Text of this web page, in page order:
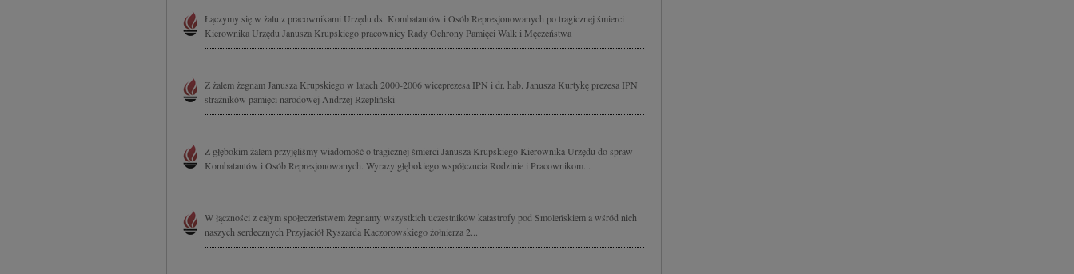
Łączymy się w żalu z pracownikami Urzędu ds. Kombatantów i Osób Represjonowanych po tragicznej śmierci
Kierownika Urzędu Janusza Krupskiego pracownicy Rady Ochrony Pamięci Walk i Męczeństwa
Z żalem żegnam Janusza Krupskiego w latach 2000-2006 wiceprezesa IPN i dr. hab. Janusza Kurtykę prezesa IPN
strażników pamięci narodowej Andrzej Rzepliński
Z głębokim żalem przyjęliśmy wiadomość o tragicznej śmierci Janusza Krupskiego Kierownika Urzędu do spraw
Kombatantów i Osób Represjonowanych. Wyrazy głębokiego współczucia Rodzinie i Pracownikom...
W łączności z całym społeczeństwem żegnamy wszystkich uczestników katastrofy pod Smoleńskiem a wśród nich
naszych serdecznych Przyjaciół Ryszarda Kaczorowskiego żołnierza 2...